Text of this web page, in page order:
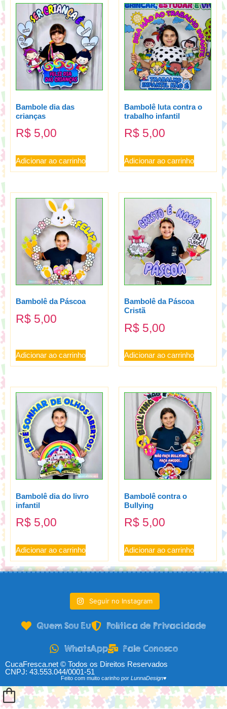
Bambole dia das
crianças
R$ 5,00
Adicionar ao carrinho
Bambolê luta contra o
trabalho infantil
R$ 5,00
Adicionar ao carrinho
Bambolê da Páscoa
R$ 5,00
Adicionar ao carrinho
Bambolê da Páscoa
Cristã
R$ 5,00
Adicionar ao carrinho
Bambolê dia do livro
infantil
R$ 5,00
Adicionar ao carrinho
Bambolê contra o
Bullying
R$ 5,00
Adicionar ao carrinho
Seguir no Instagram
Quem Sou Eu Política de Privacidade
WhatsApp Fale Conosco
CucaFresca.net © Todos os Direitos Reservados
CNPJ: 43.553.044/0001-51
Feito com muito carinho por LunnaDesign♥